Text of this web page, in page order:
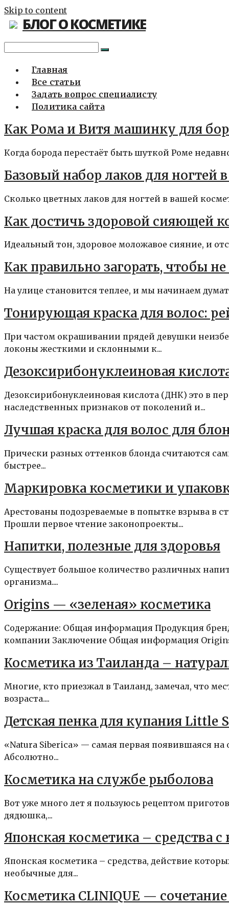
Skip to content
БЛОГ О КОСМЕТИКЕ
Главная
Все статьи
Задать вопрос специалисту
Политика сайта
Как Рома и Витя машинку для
Когда борода перестаёт быть шуткой Роме
Базовый набор лаков для ногтей
Сколько цветных лаков для ногтей в вашей
Как достичь здоровой сияющей
Идеальный тон, здоровое моложавое сияние, и
Как правильно загорать, чтобы
На улице становится теплее, и мы начинаем
Тонирующая краска для волос:
При частом окрашивании прядей девушки
локоны жесткими и склонными к...
Дезоксирибонуклеиновая
Дезоксирибонуклеиновая кислота (ДНК) это в
наследственных признаков от поколений и...
Лучшая краска для волос для
Прически разных оттенков блонда считаются
быстрее...
Маркировка косметики и
Арестованы подозреваемые в попытке взрыва в
Прошли первое чтение законопроекты...
Напитки, полезные для здоровья
Существует большое количество различных
организма....
Origins — «зеленая» косметика
Содержание: Общая информация Продукция
компании Заключение Общая информация
Косметика из Таиланда –
Многие, кто приезжал в Таиланд, замечал, что
возраста....
Детская пенка для купания Little
«Natura Siberica» — самая первая появившаяся на
Абсолютно...
Косметика на службе рыболова
Вот уже много лет я пользуюсь рецептом
дядюшка,...
Японская косметика – средства
Японская косметика – средства, действие
необычные для...
Косметика CLINIQUE —